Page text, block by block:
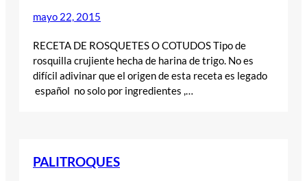
mayo 22, 2015
RECETA DE ROSQUETES O COTUDOS Tipo de
rosquilla crujiente hecha de harina de trigo. No es
difícil adivinar que el origen de esta receta es legado
español no solo por ingredientes ,…
PALITROQUES